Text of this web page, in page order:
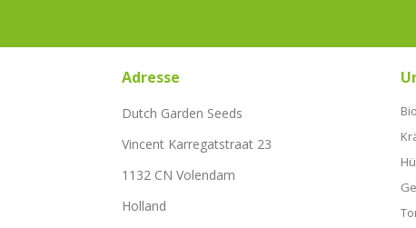
Adresse
Dutch Garden Seeds
Vincent Karregatstraat 23
1132 CN Volendam
Holland